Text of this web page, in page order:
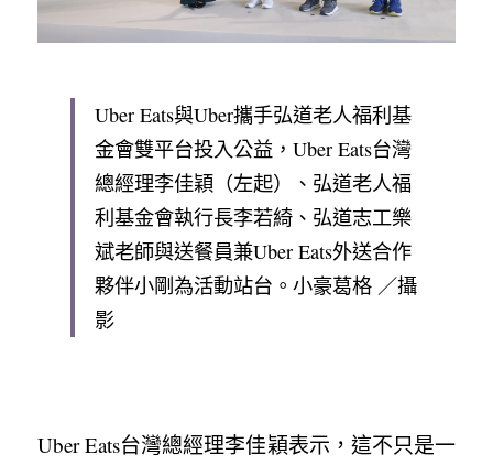
Uber Eats與Uber攜手弘道老人福利基
金會雙平台投入公益，Uber Eats台灣
總經理李佳穎（左起）、弘道老人福
利基金會執行長李若綺、弘道志工樂
斌老師與送餐員兼Uber Eats外送合作
夥伴小剛為活動站台。小豪葛格 ／攝
影
Uber Eats台灣總經理李佳穎表示，這不只是一